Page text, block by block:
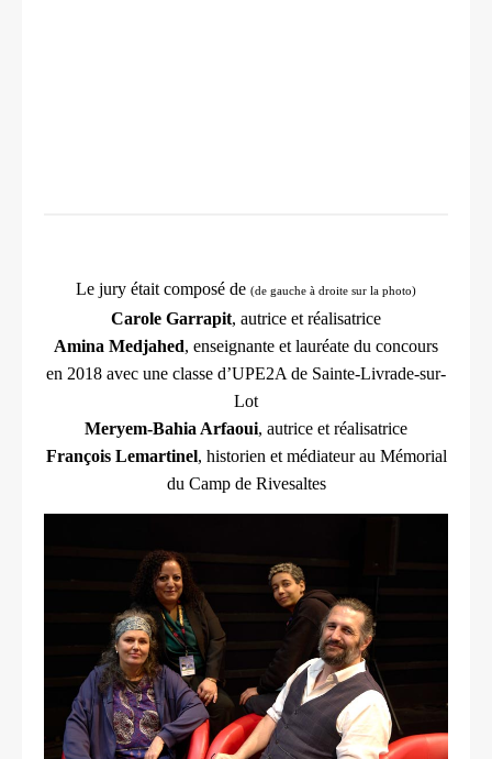
Le jury était composé de (de gauche à droite sur la photo)
Carole Garrapit, autrice et réalisatrice
Amina Medjahed, enseignante et lauréate du concours
en 2018 avec une classe d’UPE2A de Sainte-Livrade-sur-
Lot
Meryem-Bahia Arfaoui, autrice et réalisatrice
François Lemartinel, historien et médiateur au Mémorial
du Camp de Rivesaltes